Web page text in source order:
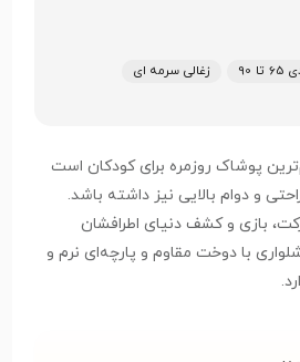
90 زغالی سرمه ای
پوشاک روزمره برای کودکان است
و دوام بالایی نیز داشته باشد.
بازی و کشف دنیای اطرافشان
با دوخت مقاوم و پارچه‌ای نرم و